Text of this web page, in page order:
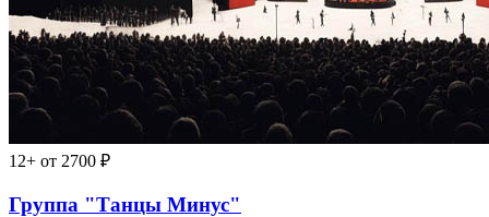
12+ от 2700 ₽
Группа "Танцы Минус"